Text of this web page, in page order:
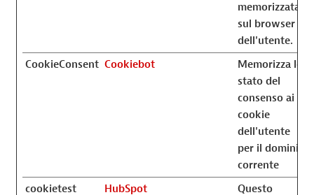
memorizzata
sul browser
dell'utente.
CookieConsent Cookiebot
Memorizza lo
stato del
consenso ai
cookie
dell'utente
per il dominio
corrente
cookietest HubSpot
Questo